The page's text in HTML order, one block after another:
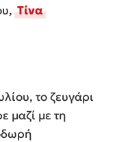
Τίνα
το ζευγάρι
μαζί με τη